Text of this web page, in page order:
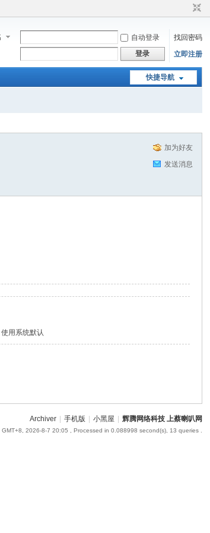
自动登录
找回密码
登录 立即注册
快捷导航
加为好友
发送消息
使用系统默认
Archiver 手机版 小黑屋 辉腾网络科技 上蔡喇叭网
GMT+8, 2026-8-7 20:05 , Processed in 0.088998 second(s), 13 queries .